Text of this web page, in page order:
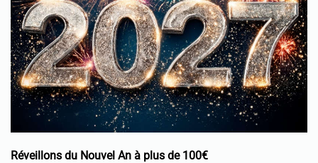
Réveillons du Nouvel An à plus de 100€